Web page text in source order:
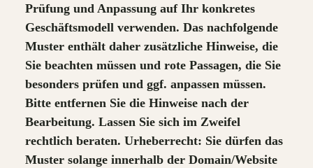
Prüfung und Anpassung auf Ihr konkretes
Geschäftsmodell verwenden. Das nachfolgende
Muster enthält daher zusätzliche Hinweise, die
Sie beachten müssen und rote Passagen, die Sie
besonders prüfen und ggf. anpassen müssen.
Bitte entfernen Sie die Hinweise nach der
Bearbeitung. Lassen Sie sich im Zweifel
rechtlich beraten. Urheberrecht: Sie dürfen das
Muster solange innerhalb der Domain/Website